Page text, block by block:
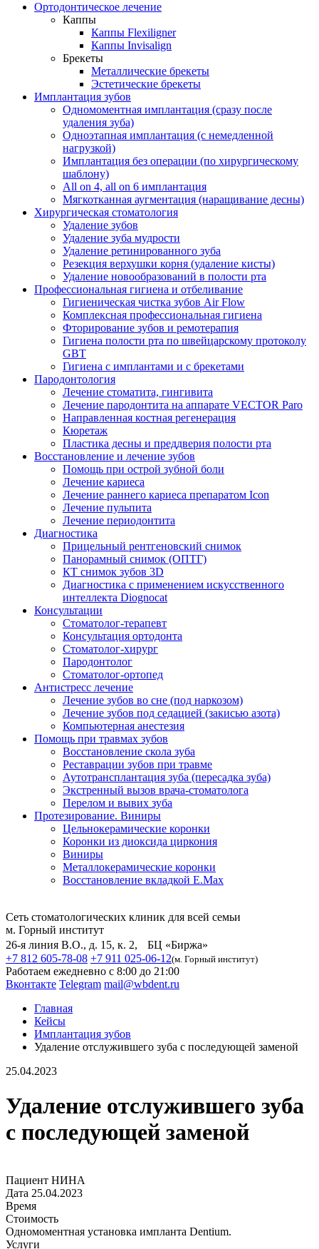
Ортодонтическое лечение
Каппы
Каппы Flexiligner
Каппы Invisalign
Брекеты
Металлические брекеты
Эстетические брекеты
Имплантация зубов
Одномоментная имплантация (сразу после
удаления зуба)
Одноэтапная имплантация (с немедленной
нагрузкой)
Имплантация без операции (по хирургическому
шаблону)
All on 4, all on 6 имплантация
Мягкотканная аугментация (наращивание десны)
Хирургическая стоматология
Удаление зубов
Удаление зуба мудрости
Удаление ретинированного зуба
Резекция верхушки корня (удаление кисты)
Удаление новообразований в полости рта
Профессиональная гигиена и отбеливание
Гигиеническая чистка зубов Air Flow
Комплексная профессиональная гигиена
Фторирование зубов и ремотерапия
Гигиена полости рта по швейцарскому протоколу
GBT
Гигиена с имплантами и с брекетами
Пародонтология
Лечение стоматита, гингивита
Лечение пародонтита на аппарате VECTOR Paro
Направленная костная регенерация
Кюретаж
Пластика десны и преддверия полости рта
Восстановление и лечение зубов
Помощь при острой зубной боли
Лечение кариеса
Лечение раннего кариеса препаратом Icon
Лечение пульпита
Лечение периодонтита
Диагностика
Прицельный рентгеновский снимок
Панорамный снимок (ОПТГ)
КТ снимок зубов 3D
Диагностика с применением искусственного
интеллекта Diognocat
Консультации
Стоматолог-терапевт
Консультация ортодонта
Стоматолог-хирург
Пародонтолог
Стоматолог-ортопед
Антистресс лечение
Лечение зубов во сне (под наркозом)
Лечение зубов под седацией (закисью азота)
Компьютерная анестезия
Помощь при травмах зубов
Восстановление скола зуба
Реставрации зубов при травме
Аутотрансплантация зуба (пересадка зуба)
Экстренный вызов врача-стоматолога
Перелом и вывих зуба
Протезирование. Виниры
Цельнокерамические коронки
Коронки из диоксида циркония
Виниры
Металлокерамические коронки
Восстановление вкладкой E.Max
Сеть стоматологических клиник для всей семьи
м. Горный институт
26-я линия В.О., д. 15, к. 2, БЦ «Биржа»
+7 812 605-78-08 +7 911 025-06-12(м. Горный институт)
Работаем ежедневно с 8:00 до 21:00
Вконтакте Telegram mail@wbdent.ru
Главная
Кейсы
Имплантация зубов
Удаление отслужившего зуба с последующей заменой
25.04.2023
Удаление отслужившего зуба
с последующей заменой
Пациент НИНА
Дата 25.04.2023
Время
Стоимость
Одномоментная установка импланта Dentium.
Услуги